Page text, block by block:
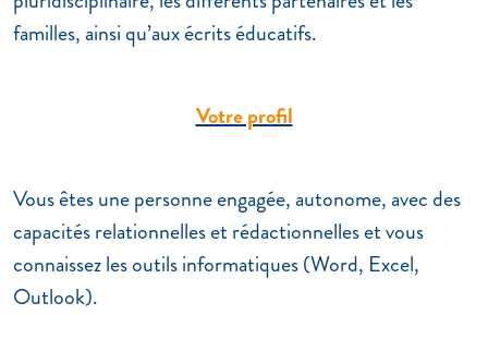
familles, ainsi qu’aux écrits éducatifs.
Votre profil
Vous êtes une personne engagée, autonome, avec des
capacités relationnelles et rédactionnelles et vous
connaissez les outils informatiques (Word, Excel,
Outlook).